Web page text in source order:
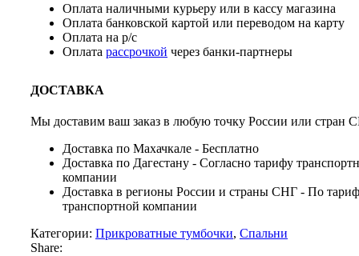
Оплата наличными курьеру или в кассу магазина
Оплата банковской картой или переводом на карту
Оплата на р/с
Оплата рассрочкой через банки-партнеры
ДОСТАВКА
Мы доставим ваш заказ в любую точку России или стран
Доставка по Махачкале - Бесплатно
Доставка по Дагестану - Согласно тарифу
компании
Доставка в регионы России и страны СНГ - По
транспортной компании
Категории: Прикроватные тумбочки, Спальни
Share: